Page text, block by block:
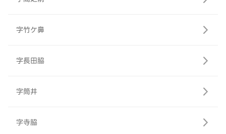
字竹ケ鼻
字長田脇
字筒井
字寺脇